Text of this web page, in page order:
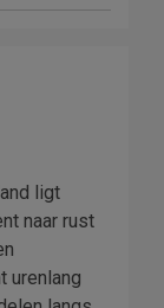
ligt
naar rust
urenlang